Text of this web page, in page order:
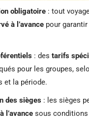
obligatoire : tout
à l’avance pour
: des tarifs
pour les groupes,
et la période.
des sièges : les sièges
l’avance sous